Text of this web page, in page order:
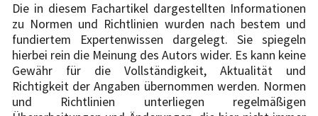
Die in diesem Fachartikel dargestellten Informationen
zu Normen und Richtlinien wurden nach bestem und
fundiertem Expertenwissen dargelegt. Sie spiegeln
hierbei rein die Meinung des Autors wider. Es kann keine
Gewähr für die Vollständigkeit, Aktualität und
Richtigkeit der Angaben übernommen werden. Normen
und Richtlinien unterliegen regelmäßigen